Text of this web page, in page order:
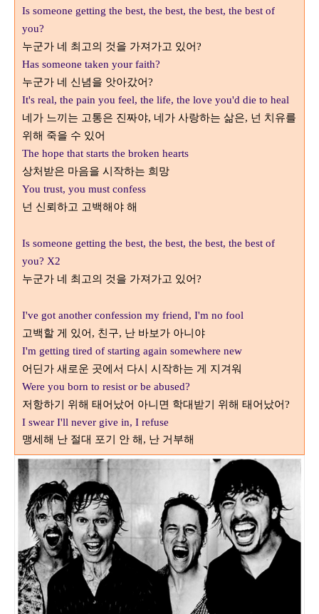
Is someone getting the best, the best, the best, the best of
you?
누군가 네 최고의 것을 가져가고 있어?
Has someone taken your faith?
누군가 네 신념을 앗아갔어?
It's real, the pain you feel, the life, the love you'd die to heal
네가 느끼는 고통은 진짜야, 네가 사랑하는 삶은, 넌 치유를
위해 죽을 수 있어
The hope that starts the broken hearts
상처받은 마음을 시작하는 희망
You trust, you must confess
넌 신뢰하고 고백해야 해
Is someone getting the best, the best, the best, the best of
you? X2
누군가 네 최고의 것을 가져가고 있어?
I've got another confession my friend, I'm no fool
고백할 게 있어, 친구, 난 바보가 아니야
I'm getting tired of starting again somewhere new
어딘가 새로운 곳에서 다시 시작하는 게 지겨워
Were you born to resist or be abused?
저항하기 위해 태어났어 아니면 학대받기 위해 태어났어?
I swear I'll never give in, I refuse
맹세해 난 절대 포기 안 해, 난 거부해